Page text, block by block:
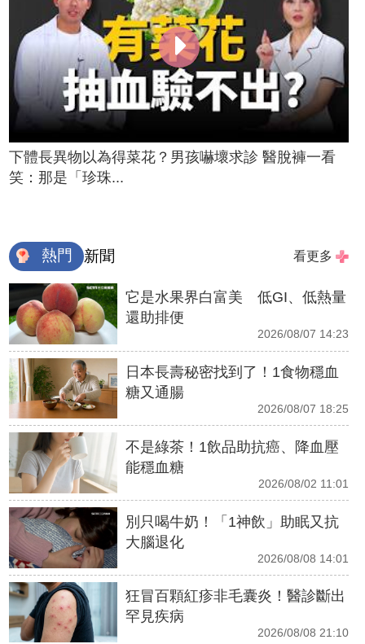
下體長異物以為得菜花？男孩嚇壞求診 醫脫褲一看
笑：那是「珍珠...
熱門 新聞 看更多
它是水果界白富美 低GI、低熱量
還助排便
2026/08/07 14:23
日本長壽秘密找到了！1食物穩血
糖又通腸
2026/08/07 18:25
不是綠茶！1飲品助抗癌、降血壓
能穩血糖
2026/08/02 11:01
別只喝牛奶！「1神飲」助眠又抗
大腦退化
2026/08/08 14:01
狂冒百顆紅疹非毛囊炎！醫診斷出
罕見疾病
2026/08/08 21:10